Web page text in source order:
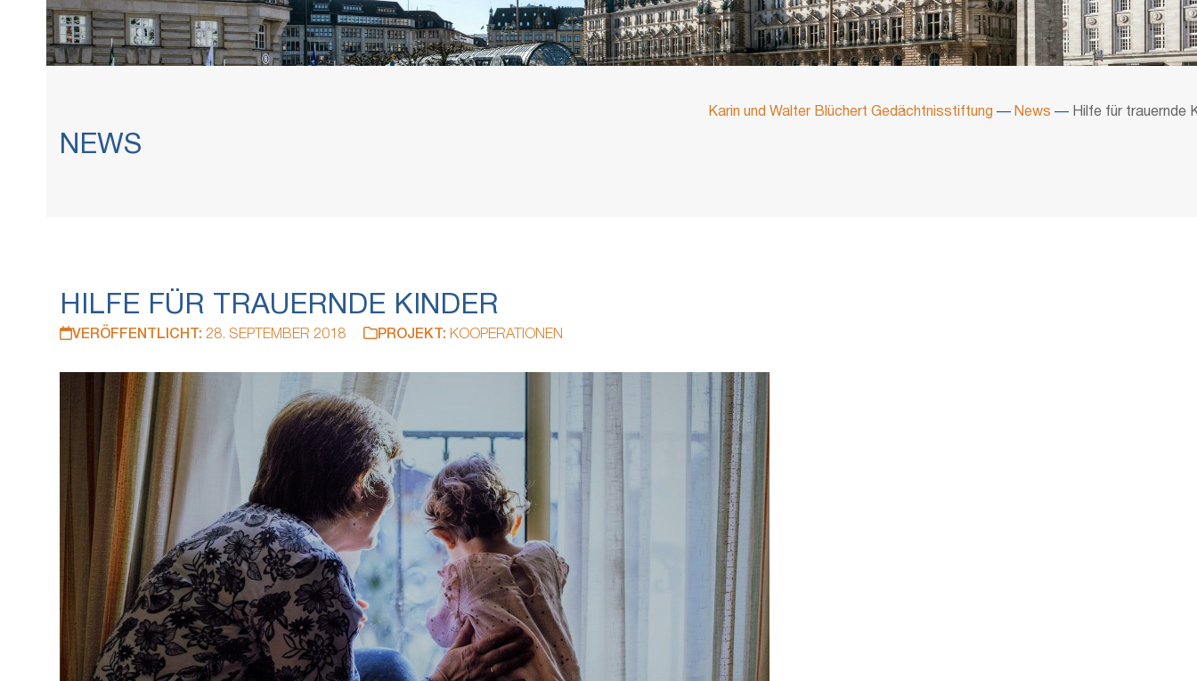
NEWS
Karin und Walter Blüchert Gedächtnisstiftung — News — Hilfe für trauernde
HILFE FÜR TRAUERNDE KINDER
VERÖFFENTLICHT: 28. SEPTEMBER 2018 PROJEKT: KOOPERATIONEN